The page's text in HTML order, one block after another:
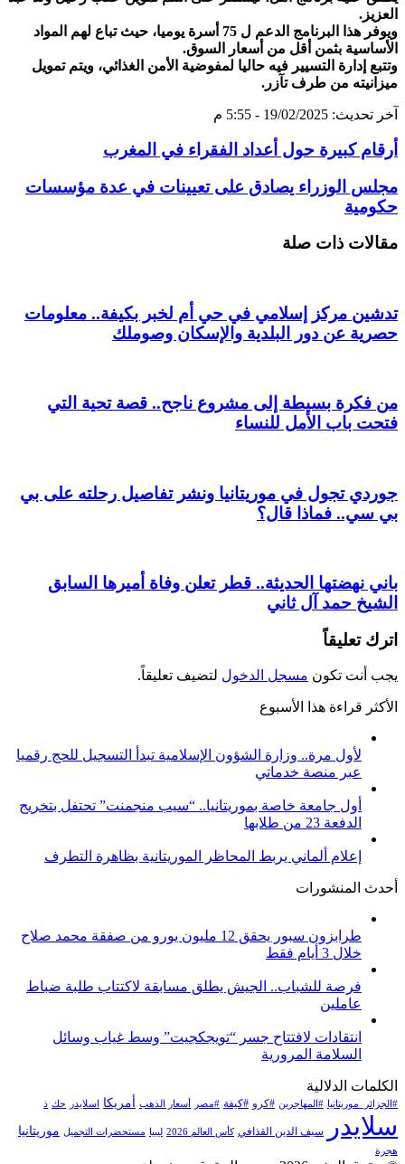
العزيز.
ويوفر هذا البرنامج الدعم ل 75 أسرة يوميا، حيث تباع لهم المواد
الأساسية بثمن أقل من أسعار السوق.
وتتبع إدارة التسيير فيه حاليا لمفوضية الأمن الغذائي، ويتم تمويل
ميزانيته من طرف تآزر.
آخر تحديث: 19/02/2025 - 5:55 م
أرقام كبيرة حول أعداد الفقراء في المغرب
مجلس الوزراء يصادق على تعيينات في عدة مؤسسات
حكومية
مقالات ذات صلة
تدشين مركز إسلامي في حي أم لخبر بكيفة.. معلومات
حصرية عن دور البلدية والإسكان وصوملك
من فكرة بسيطة إلى مشروع ناجح.. قصة تحية التي
فتحت باب الأمل للنساء
جوردي تجول في موريتانيا ونشر تفاصيل رحلته على بي
بي سي.. فماذا قال؟
باني نهضتها الحديثة.. قطر تعلن وفاة أميرها السابق
الشيخ حمد آل ثاني
اترك تعليقاً
يجب أنت تكون مسجل الدخول لتضيف تعليقاً.
الأكثر قراءة هذا الأسبوع
لأول مرة.. وزارة الشؤون الإسلامية تبدأ التسجيل للحج رقميا
عبر منصة خدماتي
أول جامعة خاصة بموريتانيا.. “سيب منجمنت” تحتفل بتخريج
الدفعة 23 من طلابها
إعلام ألماني يربط المحاظر الموريتانية بظاهرة التطرف
أحدث المنشورات
طرابزون سبور يحقق 12 مليون يورو من صفقة محمد صلاح
خلال 3 أيام فقط
فرصة للشباب.. الجيش يطلق مسابقة لاكتتاب طلبة ضباط
عاملين
انتقادات لافتتاح جسر “تويجكجيت” وسط غياب وسائل
السلامة المرورية
الكلمات الدلالية
#الجزائر_موريتانيا #المهاجرين #كرو #كيفة #مصر أسعار الذهب أمريكا اسلايدر حك ذ
سلايدر سيف الدين القذافي كأس العالم 2026 ليبيا مستحضرات التجميل موريتانيا
هجرة